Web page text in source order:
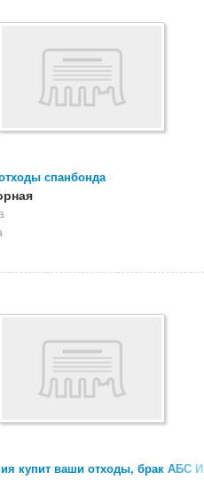
спанбонда
купит ваши отходы, брак АБС И